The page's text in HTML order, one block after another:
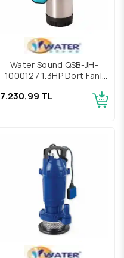
Water Sound QSB-JH-
1000127 1,3HP Dört Fanlı
Kuyu Pompası
7.230,99 TL